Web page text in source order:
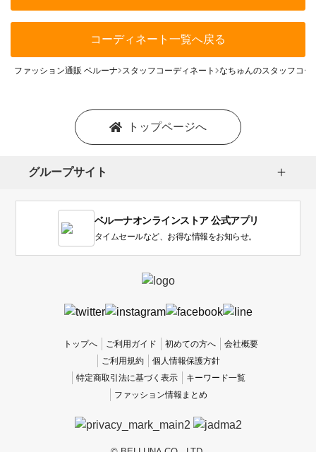
コーディネート一覧へ戻る
ファッション通販 ベルーナ スタッフコーディネート なちゅんのスタッフコー
トップページへ
グループサイト
ベルーナオンラインストア 公式アプリ
タイムセールなど、お得な情報をお知らせ。
トップへ ご利用ガイド 初めての方へ
会社概要
ご利用規約
個人情報保護方針
特定商取引法に基づく表示
キーワード一覧
ファッション情報まとめ